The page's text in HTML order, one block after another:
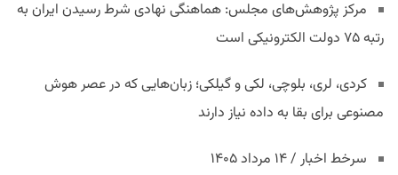
مرکز پژوهش‌های مجلس: هماهنگی نهادی شرط رسیدن ایران به
رتبه ۷۵ دولت الکترونیکی است
کردی، لری، بلوچی، لکی و گیلکی؛ زبان‌هایی که در عصر هوش
مصنوعی برای بقا به داده نیاز دارند
سرخط اخبار / ۱۴ مرداد ۱۴۰۵